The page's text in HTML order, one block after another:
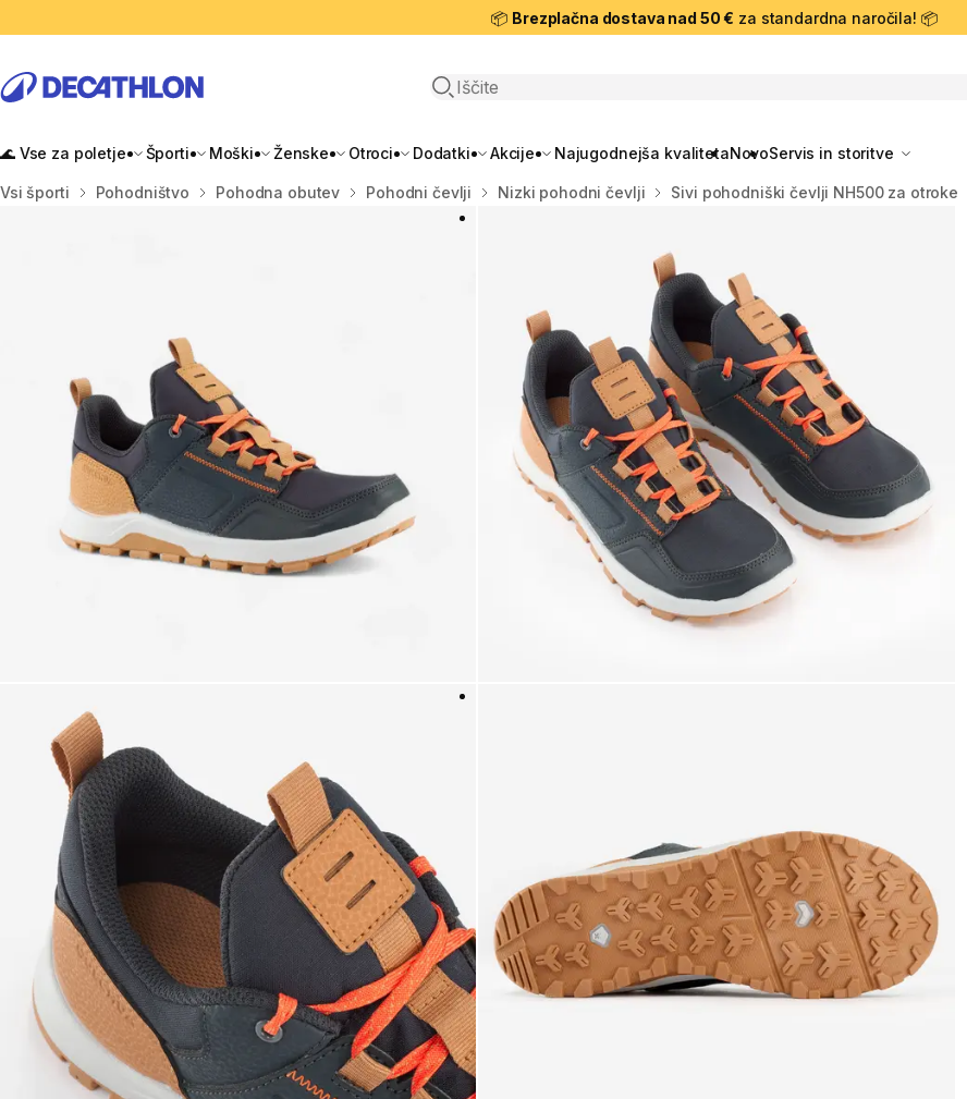
📦 Brezplačna dostava nad 50 € za standardna naročila! 📦
Odpri iskanje
🌊 Vse za poletje Športi Moški Ženske Otroci Dodatki Akcije Najugodnejša kvalitetaNovoServis in storitve
Domov
Vsi športi Pohodništvo Pohodna obutev Pohodni čevlji Nizki pohodni čevlji Sivi pohodniški čevlji NH500 za otroke